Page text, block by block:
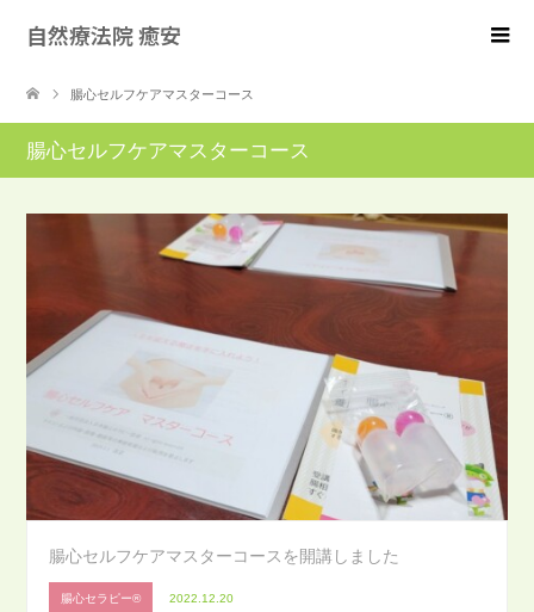
自然療法院 癒安
腸心セルフケアマスターコース
腸心セルフケアマスターコース
腸心セルフケアマスターコースを開講しました
腸心セラピー® 2022.12.20